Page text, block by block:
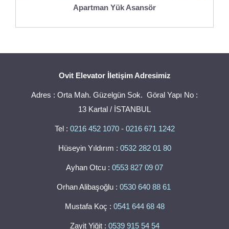
Apartman Yük Asansör
Ovit Elevator İletişim Adresimiz
Adres : Orta Mah. Güzelgün Sok. Göral Yapı No :
13 Kartal / İSTANBUL
Tel : 0216 452 1070- 0216 671 1242
Hüseyin Yıldırım : 0532 282 01 80
Ayhan Otcu : 0553 827 09 07
Orhan Alibaşoğlu : 0530 640 88 61
Mustafa Koç : 0541 644 68 48
Zayit Yiğit : 0539 915 54 54